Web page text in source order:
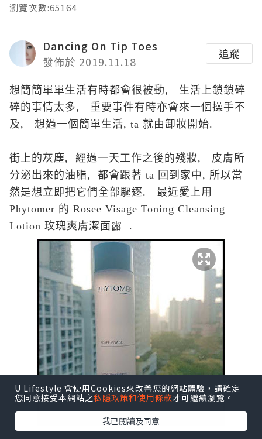
瀏覽次數:65164
Dancing On Tip Toes
發佈於 2019.11.18
追蹤
想簡簡單單生活有時都會很被動, 生活上鎖鎖碎
碎的事情太多, 重要事件有時亦會來一個操手不
及, 想過一個簡單生活, ta 就由卸妝開始.
街上的灰塵, 經過一天工作之後的殘妝, 皮膚所
分泌出來的油脂, 都會跟著 ta 回到家中, 所以當
然是想立即把它們全部驅逐. 最近愛上用
Phytomer 的 Rosee Visage Toning Cleansing
Lotion 玫瑰爽膚潔面露 .
U Lifestyle 會使用Cookies來改善您的網站體驗，請確定
您同意接受本網站之私隱政策和使用條款才可繼續瀏覽。
我已閱讀及同意